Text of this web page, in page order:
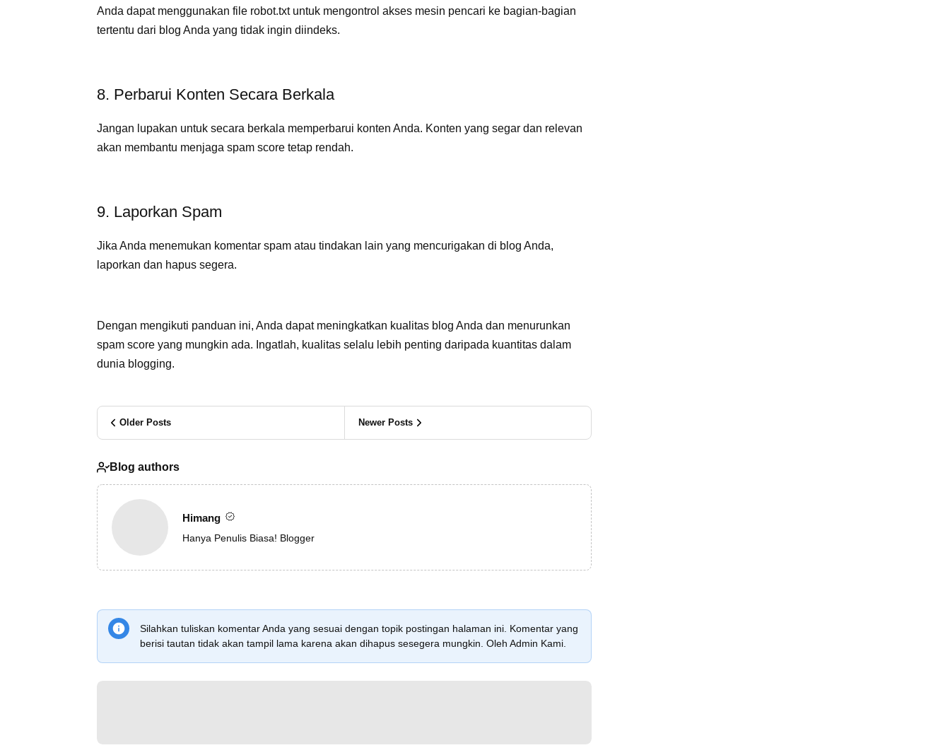
Anda dapat menggunakan file robot.txt untuk mengontrol akses mesin pencari ke bagian-bagian
tertentu dari blog Anda yang tidak ingin diindeks.
8. Perbarui Konten Secara Berkala
Jangan lupakan untuk secara berkala memperbarui konten Anda. Konten yang segar dan relevan
akan membantu menjaga spam score tetap rendah.
9. Laporkan Spam
Jika Anda menemukan komentar spam atau tindakan lain yang mencurigakan di blog Anda,
laporkan dan hapus segera.
Dengan mengikuti panduan ini, Anda dapat meningkatkan kualitas blog Anda dan menurunkan
spam score yang mungkin ada. Ingatlah, kualitas selalu lebih penting daripada kuantitas dalam
dunia blogging.
Older Posts Newer Posts
Blog authors
Himang
Hanya Penulis Biasa! Blogger
Silahkan tuliskan komentar Anda yang sesuai dengan topik postingan halaman ini. Komentar yang
berisi tautan tidak akan tampil lama karena akan dihapus sesegera mungkin. Oleh Admin Kami.